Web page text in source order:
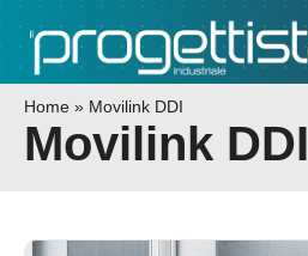
Home » Movilink DDI
Movilink DDI